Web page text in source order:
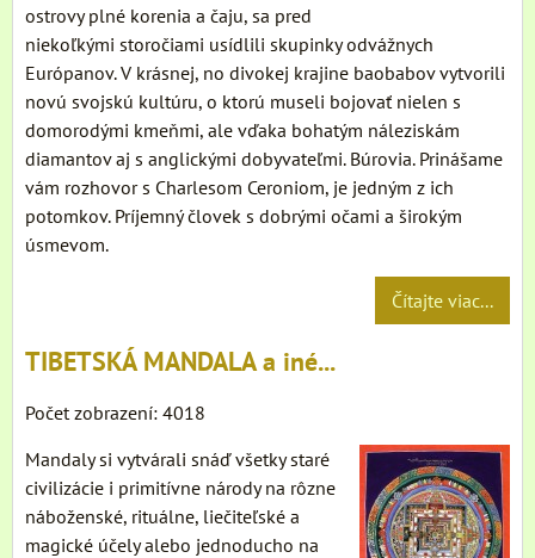
ostrovy plné korenia a čaju, sa pred
niekoľkými storočiami usídlili skupinky odvážnych
Európanov. V krásnej, no divokej krajine baobabov vytvorili
novú svojskú kultúru, o ktorú museli bojovať nielen s
domorodými kmeňmi, ale vďaka bohatým náleziskám
diamantov aj s anglickými dobyvateľmi. Búrovia. Prinášame
vám rozhovor s Charlesom Ceroniom, je jedným z ich
potomkov. Príjemný človek s dobrými očami a širokým
úsmevom.
Čítajte viac...
TIBETSKÁ MANDALA a iné...
Počet zobrazení: 4018
Mandaly si vytvárali snáď všetky staré
civilizácie i primitívne národy na rôzne
náboženské, rituálne, liečiteľské a
magické účely alebo jednoducho na